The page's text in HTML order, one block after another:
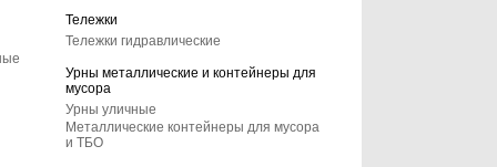
Тележки
Тележки гидравлические
Урны металлические и контейнеры для
мусора
Урны уличные
Металлические контейнеры для мусора
и ТБО